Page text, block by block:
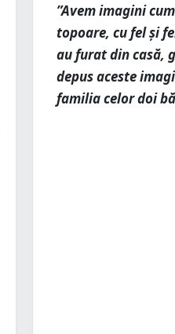
”Avem imagini
topoare, cu fel și
au furat din casă,
depus aceste
familia celor doi